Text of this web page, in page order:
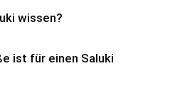
wissen?
ist für einen Saluki